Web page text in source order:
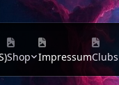
Shop ImpressumClubs